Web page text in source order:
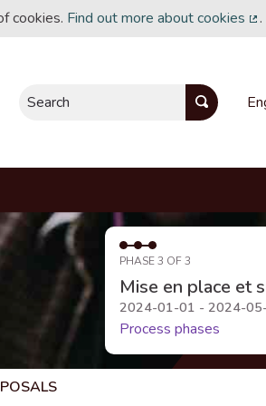
cookies. Find out more about cookies .
Search
PHASE 3 OF 3
Mise en place et
2024-01-01 - 2024-
Process phases